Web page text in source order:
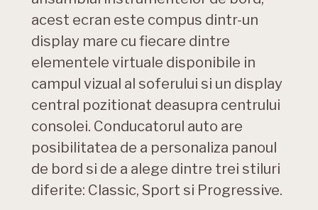
acest ecran este compus dintr-un
display mare cu fiecare dintre
elementele virtuale disponibile in
campul vizual al soferului si un display
central pozitionat deasupra centrului
consolei. Conducatorul auto are
posibilitatea de a personaliza panoul
de bord si de a alege dintre trei stiluri
diferite: Classic, Sport si Progressive.